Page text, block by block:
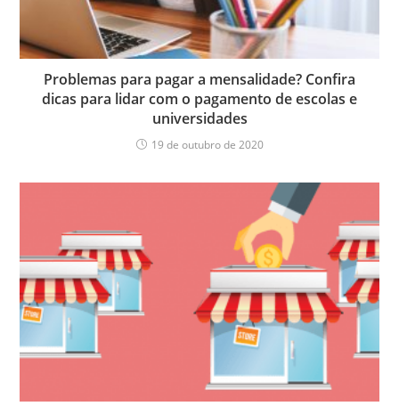
Problemas para pagar a mensalidade? Confira
dicas para lidar com o pagamento de escolas e
universidades
19 de outubro de 2020